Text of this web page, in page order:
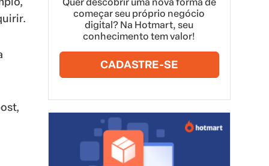
começar seu próprio negócio
digital? Na Hotmart, seu
conhecimento tem valor!
CADASTRE-SE